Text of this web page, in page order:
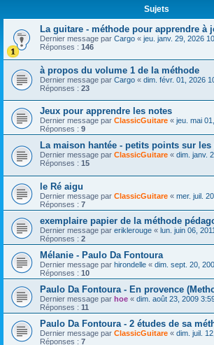
Sujets
La guitare - méthode pour apprendre à
Dernier message par Cargo « jeu. janv. 29, 2026
Réponses : 146
à propos du volume 1 de la méthode
Dernier message par Cargo « dim. févr. 01, 2026
Réponses : 23
Jeux pour apprendre les notes
Dernier message par ClassicGuitare « jeu. mai
Réponses : 9
La maison hantée - petits points sur les
Dernier message par ClassicGuitare « dim. janv.
Réponses : 15
le Ré aigu
Dernier message par ClassicGuitare « mer. juil.
Réponses : 7
exemplaire papier de la méthode
Dernier message par eriklerouge « lun. juin 06,
Réponses : 2
Mélanie - Paulo Da Fontoura
Dernier message par hirondelle « dim. sept. 20,
Réponses : 10
Paulo Da Fontoura - En provence
Dernier message par hoe « dim. août 23, 2009
Réponses : 11
Paulo Da Fontoura - 2 études de sa
Dernier message par ClassicGuitare « dim. juil.
Réponses : 7